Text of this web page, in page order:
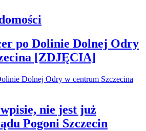
po Dolinie Dolnej Odry
[ZDJĘCIA]
nie jest już
Pogoni Szczecin